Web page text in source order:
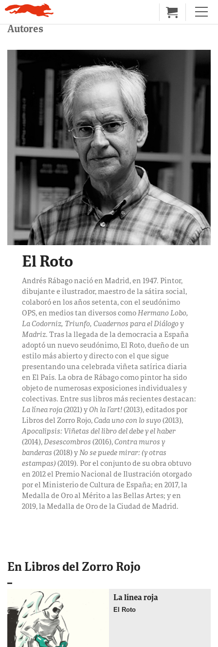
Autores
El Roto
Andrés Rábago nació en Madrid, en 1947. Pintor,
dibujante e ilustrador, maestro de la sátira social,
colaboró en los años setenta, con el seudónimo
OPS, en medios tan diversos comoHermano Lobo,
La Codorniz, Triunfo, Cuadernos para el Diálogoy
Madriz. Tras la llegada de la democracia a España
adoptó un nuevo seudónimo, El Roto, dueño de un
estilo más abierto y directo con el que sigue
presentando una celebrada viñeta satírica diaria
en El País. La obra de Rábago como pintor ha sido
objeto de numerosas exposiciones individuales y
colectivas. Entre sus libros más recientes destacan:
La línea roja(2021) yOh la l’art!(2013), editados por
Libros del Zorro Rojo,Cada uno con lo suyo(2013),
Apocalipsis: Viñetas del libro del debe y el haber
(2014),Desescombros (2016),Contra muros y
banderas (2018) yNo se puede mirar: (y otras
estampas)(2019). Por el conjunto de su obra obtuvo
en 2012 el Premio Nacional de Ilustración otorgado
por el Ministerio de Cultura de España; en 2017, la
Medalla de Oro al Mérito a las Bellas Artes; y en
2019, la Medalla de Oro de la Ciudad de Madrid.
En Libros del Zorro Rojo
La línea roja
El Roto